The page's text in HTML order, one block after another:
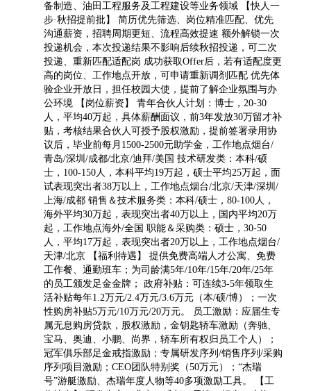
备制造、油田工程服务及工程建设等业务领域 【快人一
步·秋招提前批】 简历优先筛选、岗位精准匹配、优先
沟通薪资，招聘周期更短、流程高效提速 额外解锁一次
投递机会，本次投递结果不影响后续秋招投递，可二次
投递、重新匹配适配岗 成功获取Offer后，若有适配度更
高的岗位、工作地点开放，可申请重新调剂匹配 优先体
验企业开放日，担任校园大使，提前了解企业氛围与办
公环境 【岗位薪资】 青年合伙人计划：博士，20-30
人，平均40万起，具体薪酬面议，前3年发放30万留才补
贴，考核结果合伙人可授予股权激励，提前签署录用协
议后，毕业前每月1500-2500元助学金，工作地点烟台/
青岛/深圳/成都/北京/迪拜/美国 技术研发类：本科/硕
士，100-150人，本科平均19万起，硕士平均25万起，面
试表现突出者38万以上，工作地点烟台/北京/天津/深圳/
上海/成都 销售＆技术服务类：本科/硕士，80-100人，
海外平均30万起，表现突出者40万以上，国内平均20万
起，工作地点海外/全国 职能＆采购类：硕士，30-50
人，平均17万起，表现突出者20万以上，工作地点烟台/
天津/北京 【福利待遇】 提供免费高端人才公寓、免费
工作餐、通勤班车；为司龄满5年/10年/15年/20年/25年
的员工颁发足金金牌； 政府补贴：可连续3-5年领取生
活补贴每年1.2万元/2.4万元/3.6万元（本/硕/博）；一次
性购房补贴5万元/10万元/20万元。 员工激励：应届生专
属无息购房贷款，股权激励，金钥匙轿车激励（奔驰、
宝马、奥迪、小鹏、尚界，轿车所有权归员工个人）；
冠军俱乐部足金戒指激励；专属研发序列/销售序列/采购
序列项目激励；CEO团队特别奖（50万元）；“杰瑞
号”游艇激励、杰瑞年度人物等40多项激励工具。 【工